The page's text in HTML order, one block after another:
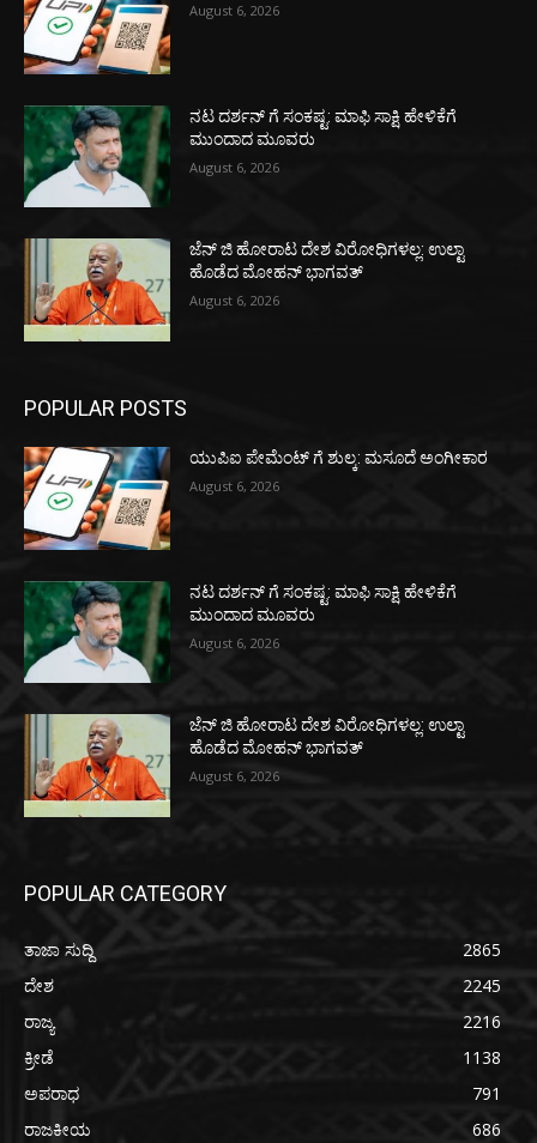
August 6, 2026
ನಟ ದರ್ಶನ್ ಗೆ ಸಂಕಷ್ಟ: ಮಾಫಿ ಸಾಕ್ಷಿ ಹೇಳಿಕೆಗೆ
ಮುಂದಾದ ಮೂವರು
August 6, 2026
ಜೆನ್ ಜಿ ಹೋರಾಟ ದೇಶ ವಿರೋಧಿಗಳಲ್ಲ: ಉಲ್ಟಾ
ಹೊಡೆದ ಮೋಹನ್ ಭಾಗವತ್
August 6, 2026
POPULAR POSTS
ಯುಪಿಐ ಪೇಮೆಂಟ್ ಗೆ ಶುಲ್ಕ: ಮಸೂದೆ ಅಂಗೀಕಾರ
August 6, 2026
ನಟ ದರ್ಶನ್ ಗೆ ಸಂಕಷ್ಟ: ಮಾಫಿ ಸಾಕ್ಷಿ ಹೇಳಿಕೆಗೆ
ಮುಂದಾದ ಮೂವರು
August 6, 2026
ಜೆನ್ ಜಿ ಹೋರಾಟ ದೇಶ ವಿರೋಧಿಗಳಲ್ಲ: ಉಲ್ಟಾ
ಹೊಡೆದ ಮೋಹನ್ ಭಾಗವತ್
August 6, 2026
POPULAR CATEGORY
ತಾಜಾ ಸುದ್ದಿ
2865
ದೇಶ
2245
ರಾಜ್ಯ
2216
ಕ್ರೀಡೆ
1138
ಅಪರಾಧ
791
ರಾಜಕೀಯ
686